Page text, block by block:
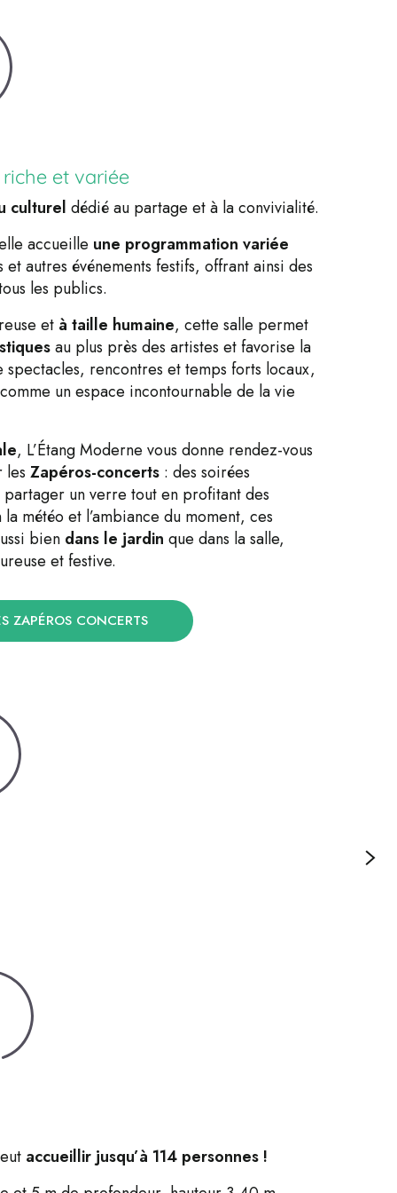
et variée
culturel dédié au partage et à la convivialité.
accueille une programmation variée
autres événements festifs, offrant ainsi des
les publics.
et à taille humaine, cette salle permet
au plus près des artistes et favorise la
rencontres et temps forts locaux,
un espace incontournable de la vie
, L’Étang Moderne vous donne rendez-vous
les Zapéros-concerts : des soirées
un verre tout en profitant des
météo et l’ambiance du moment, ces
bien dans le jardin que dans la salle,
et festive.
ZAPÉROS CONCERTS
accueillir jusqu’à 114 personnes !